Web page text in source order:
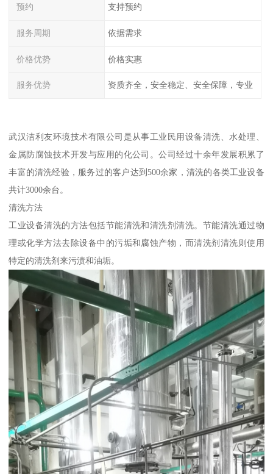
预约 支持预约
服务周期 依据需求
价格优势 价格实惠
服务优势 资质齐全，安全稳定、安全保障，专业
武汉洁利友环境技术有限公司是从事工业民用设备清洗、水处理、
金属防腐蚀技术开发与应用的化公司。公司经过十余年发展积累了
丰富的清洗经验，服务过的客户达到500余家，清洗的各类工业设备
共计3000余台。
清洗方法
工业设备清洗的方法包括节能清洗和清洗剂清洗。节能清洗通过物
理或化学方法去除设备中的污垢和腐蚀产物，而清洗剂清洗则使用
特定的清洗剂来污渍和油垢。